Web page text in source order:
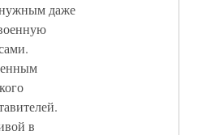
нужным даже
в